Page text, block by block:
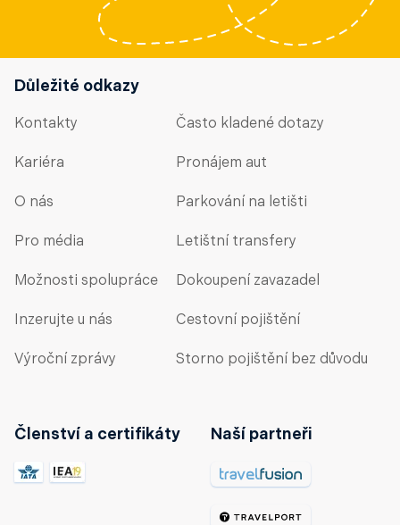
Důležité odkazy
Kontakty
Kariéra
O nás
Pro média
Možnosti spolupráce
Inzerujte u nás
Výroční zprávy
Často kladené dotazy
Pronájem aut
Parkování na letišti
Letištní transfery
Dokoupení zavazadel
Cestovní pojištění
Storno pojištění bez důvodu
Členství a certifikáty Naší partneři